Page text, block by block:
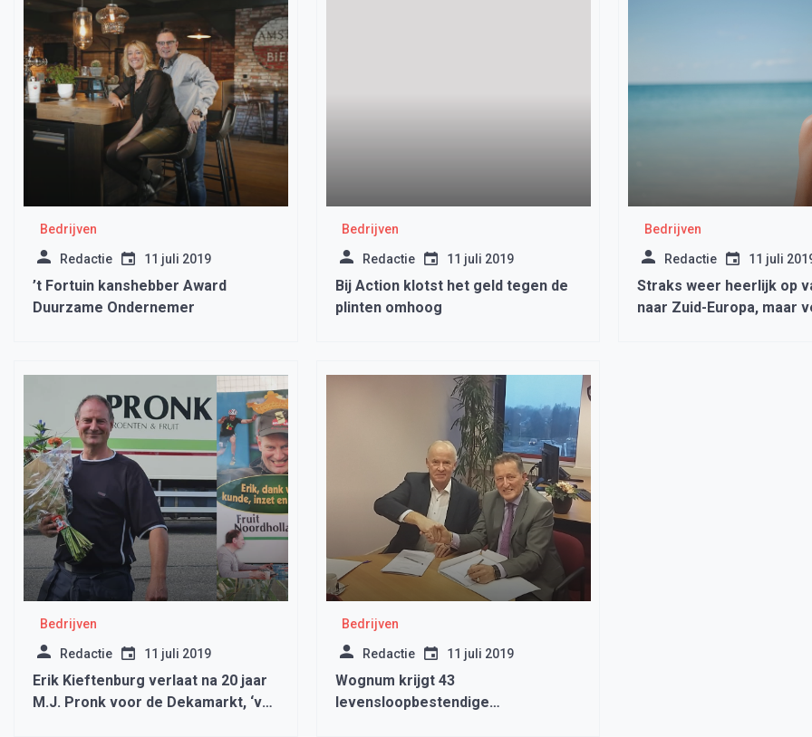
Bedrijven
Redactie 11 juli 2019
’t Fortuin kanshebber Award
Duurzame Ondernemer
Bedrijven
Redactie 11 juli 2019
Bij Action klotst het geld tegen de
plinten omhoog
Bedrijven
Redactie 11 juli
Straks weer heerlijk op
naar Zuid-Europa, maar
Bedrijven
Redactie 11 juli 2019
Erik Kieftenburg verlaat na 20 jaar
M.J. Pronk voor de Dekamarkt, ‘van
Bedrijven
Redactie 11 juli 2019
Wognum krijgt 43
levensloopbestendige